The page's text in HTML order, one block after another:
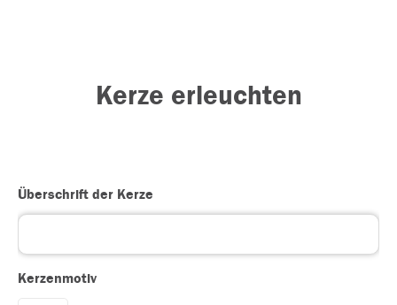
Kerze erleuchten
Überschrift der Kerze
Kerzenmotiv